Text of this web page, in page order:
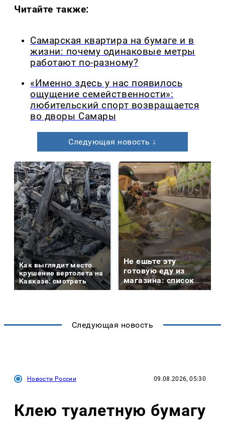
Читайте также:
Самарская квартира на бумаге и в
жизни: почему одинаковые метры
работают по-разному?
«Именно здесь у нас появилось
ощущение семейственности»:
любительский спорт возвращается
во дворы Самары
Следующая новость ↓
Как выглядит место
крушение вертолета на
Кавказе: смотреть
Не ешьте эту
готовую еду из
магазина: список
Следующая новость
Новости России 09.08.2026, 05:30
Клею туалетную бумагу